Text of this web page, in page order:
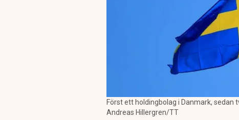
Först ett holdingbolag i Danmark, sedan
Andreas Hillergren/TT